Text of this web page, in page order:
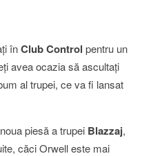
înClub Control pentru un
avea ocazia să ascultaţi
al trupei, ce va fi lansat
piesă a trupei Blazzaj,
căci Orwell este mai